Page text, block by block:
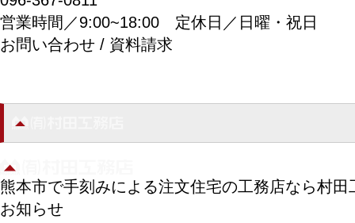
営業時間／9:00~18:00 定休日／日曜・祝日
お問い合わせ / 資料請求
熊本市で手刻みによる注文住宅の工務店なら村田
お知らせ